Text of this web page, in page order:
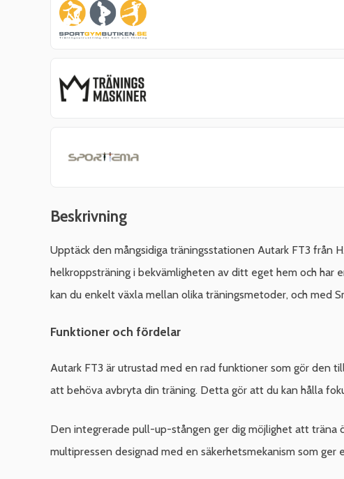
Beskrivning
Upptäck den mångsidiga träningsstationen Autark FT3 från
helkroppsträning i bekvämligheten av ditt eget hem och
kan du enkelt växla mellan olika träningsmetoder, och med
Funktioner och fördelar
Autark FT3 är utrustad med en rad funktioner som gör den
att behöva avbryta din träning. Detta gör att du kan hålla
Den integrerade pull-up-stången ger dig möjlighet att träna
multipressen designad med en säkerhetsmekanism som